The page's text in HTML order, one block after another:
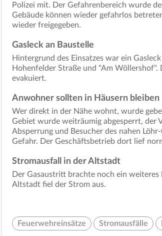
Polizei mit. Der Gefahrenbereich wurde
Gebäude können wieder gefahrlos
wieder freigegeben.
Gasleck an Baustelle
Hintergrund des Einsatzes war ein
Hohenfelder Straße und "Am
evakuiert.
Anwohner sollten in Häusern bleiben
Wer direkt in der Nähe wohnt, wurde
Gebiet wurde weiträumig abgesperrt, der
Absperrung und Besucher des nahen
Gefahr. Der Geschäftsbetrieb dort lief
Stromausfall in der Altstadt
Der Gasaustritt brachte noch ein
Altstadt fiel der Strom aus.
Feuerwehreinsätze Stromausfälle